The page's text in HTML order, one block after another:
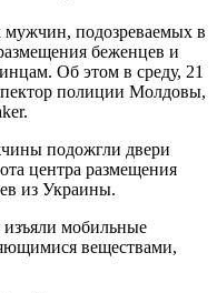
подозреваемых в
беженцев и
Об этом в среду, 21
полиции Молдовы,
подожгли двери
центра размещения
из Украины.
мобильные
веществами,